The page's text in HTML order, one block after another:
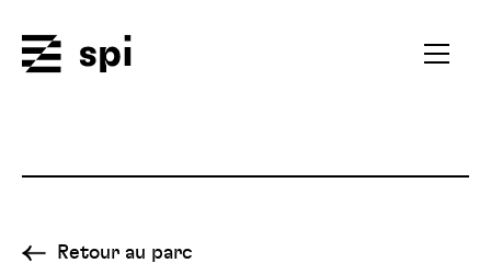
Ouvrir
Retour au parc